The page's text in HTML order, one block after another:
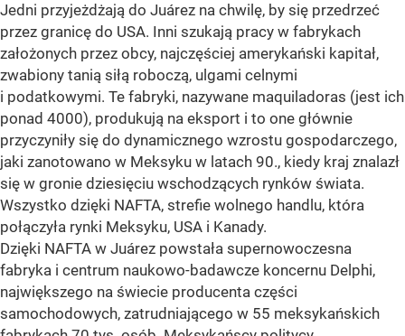
Jedni przyjeżdżają do Juárez na chwilę, by się przedrzeć
przez granicę do USA. Inni szukają pracy w fabrykach
założonych przez obcy, najczęściej amerykański kapitał,
zwabiony tanią siłą roboczą, ulgami celnymi
i podatkowymi. Te fabryki, nazywane maquiladoras (jest ich
ponad 4000), produkują na eksport i to one głównie
przyczyniły się do dynamicznego wzrostu gospodarczego,
jaki zanotowano w Meksyku w latach 90., kiedy kraj znalazł
się w gronie dziesięciu wschodzących rynków świata.
Wszystko dzięki NAFTA, strefie wolnego handlu, która
połączyła rynki Meksyku, USA i Kanady.
Dzięki NAFTA w Juárez powstała supernowoczesna
fabryka i centrum naukowo-badawcze koncernu Delphi,
największego na świecie producenta części
samochodowych, zatrudniającego w 55 meksykańskich